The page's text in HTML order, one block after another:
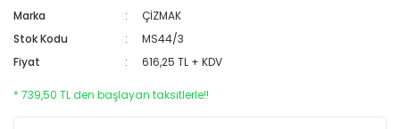
Marka
ÇİZMAK
Stok Kodu
MS44/3
Fiyat
616,25 TL + KDV
* 739,50 TL den başlayan taksitlerle!!